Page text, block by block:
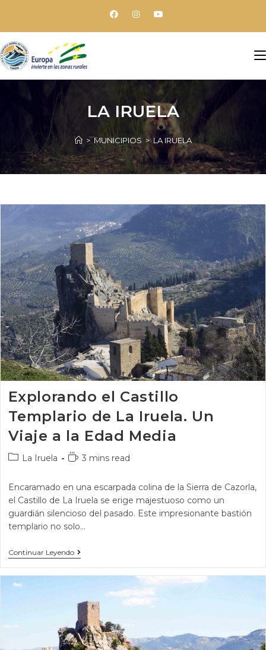
LA IRUELA
> MUNICIPIOS > LA IRUELA
Explorando el Castillo
Templario de La Iruela. Un
Viaje a la Edad Media
La Iruela 3 mins read
Encaramado en una escarpada colina de la Sierra de Cazorla,
el Castillo de La Iruela se erige majestuoso como un
guardián silencioso del pasado. Este impresionante bastión
templario no solo…
Continuar Leyendo